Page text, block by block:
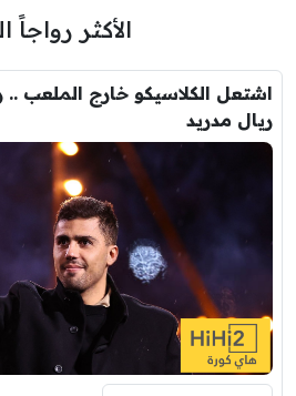
الأكثر رواجاً
اشتعل الكلاسيكو خارج الملعب
ريال مدريد